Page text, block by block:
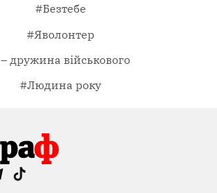
#Безтебе
#Яволонтер
дружина військового
#Людина року
TikTok